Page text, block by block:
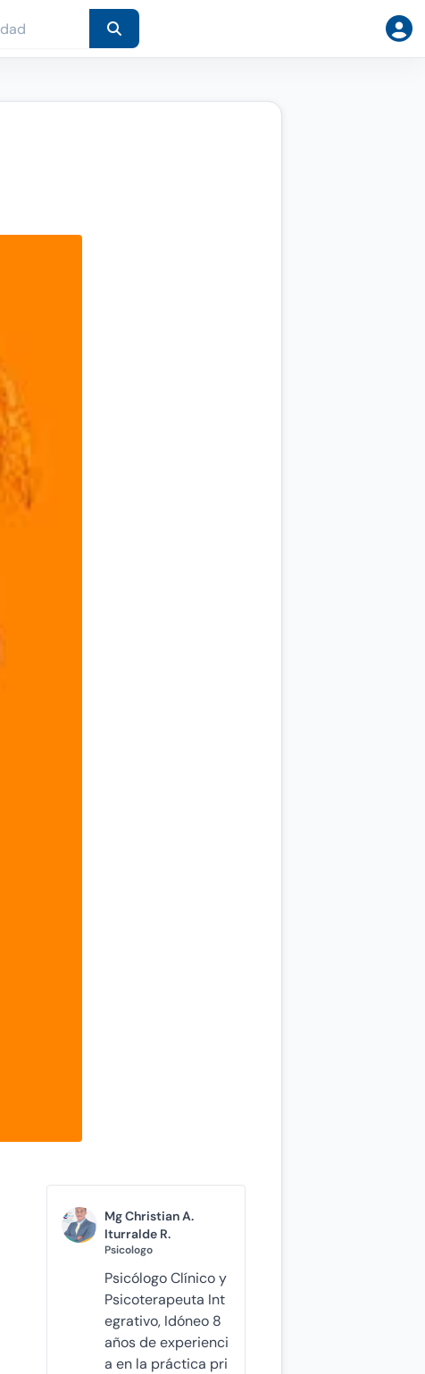
Mg Christian A.
Iturralde R.
Psicologo
Psicólogo Clínico y
Psicoterapeuta Int
egrativo, Idóneo 8
años de experienci
a en la práctica pri